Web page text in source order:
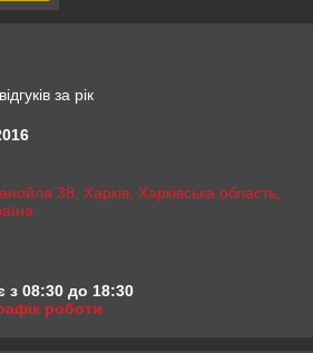
за рік
38, Харків, Харківська область,
з 08:30 до 18:30
роботи